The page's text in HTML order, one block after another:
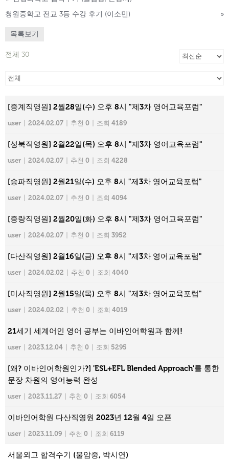
청원중학교 전교 3등 수강 후기 (이소민)
»
목록보기
전체 30
[중계직영원] 2월28일(수) 오후 8시 "제3차 영어교육포럼"
user 2024.02.07 추천 0 조회 4189
[성북직영원] 2월22일(목) 오후 8시 "제3차 영어교육포럼"
user 2024.02.07 추천 0 조회 4228
[송파직영원] 2월21일(수) 오후 8시 "제3차 영어교육포럼"
user 2024.02.07 추천 0 조회 4094
[중랑직영원] 2월20일(화) 오후 8시 "제3차 영어교육포럼"
user 2024.02.07 추천 0 조회 3952
[다산직영원] 2월16일(금) 오후 8시 "제3차 영어교육포럼"
user 2024.02.02 추천 0 조회 4040
[미사직영원] 2월15일(목) 오후 8시 "제3차 영어교육포럼"
user 2024.02.02 추천 0 조회 4019
21세기 세계어인 영어 공부는 이바인어학원과 함께!
user 2023.12.04 추천 0 조회 5295
[왜? 이바인어학원인가?] 'ESL+EFL Blended Approach'를 통한
문장 차원의 영어능력 완성
user 2023.11.27 추천 0 조회 6054
이바인어학원 다산직영원 2023년 12월 4일 오픈
user 2023.11.09 추천 0 조회 6119
서울외고 합격수기 (불암중, 박시연)